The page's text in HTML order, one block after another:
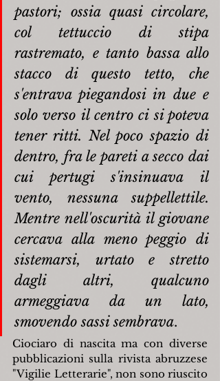
pastori; ossia quasi circolare,
col tettuccio di stipa
rastremato, e tanto bassa allo
stacco di questo tetto, che
s'entrava piegandosi in due e
solo verso il centro ci si poteva
tener ritti. Nel poco spazio di
dentro, fra le pareti a secco dai
cui pertugi s'insinuava il
vento, nessuna suppellettile.
Mentre nell'oscurità il giovane
cercava alla meno peggio di
sistemarsi, urtato e stretto
dagli altri, qualcuno
armeggiava da un lato,
smovendo sassi sembrava.
Ciociaro di nascita ma con diverse
pubblicazioni sulla rivista abruzzese
"Vigilie Letterarie", non sono riuscito